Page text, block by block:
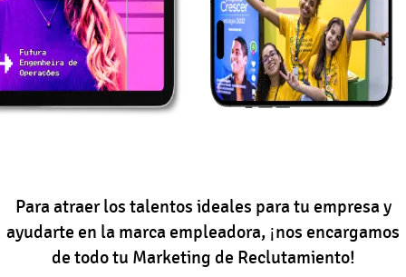
Para atraer los talentos ideales para tu empresa y
ayudarte en la marca empleadora, ¡nos encargamos
de todo tu Marketing de Reclutamiento!